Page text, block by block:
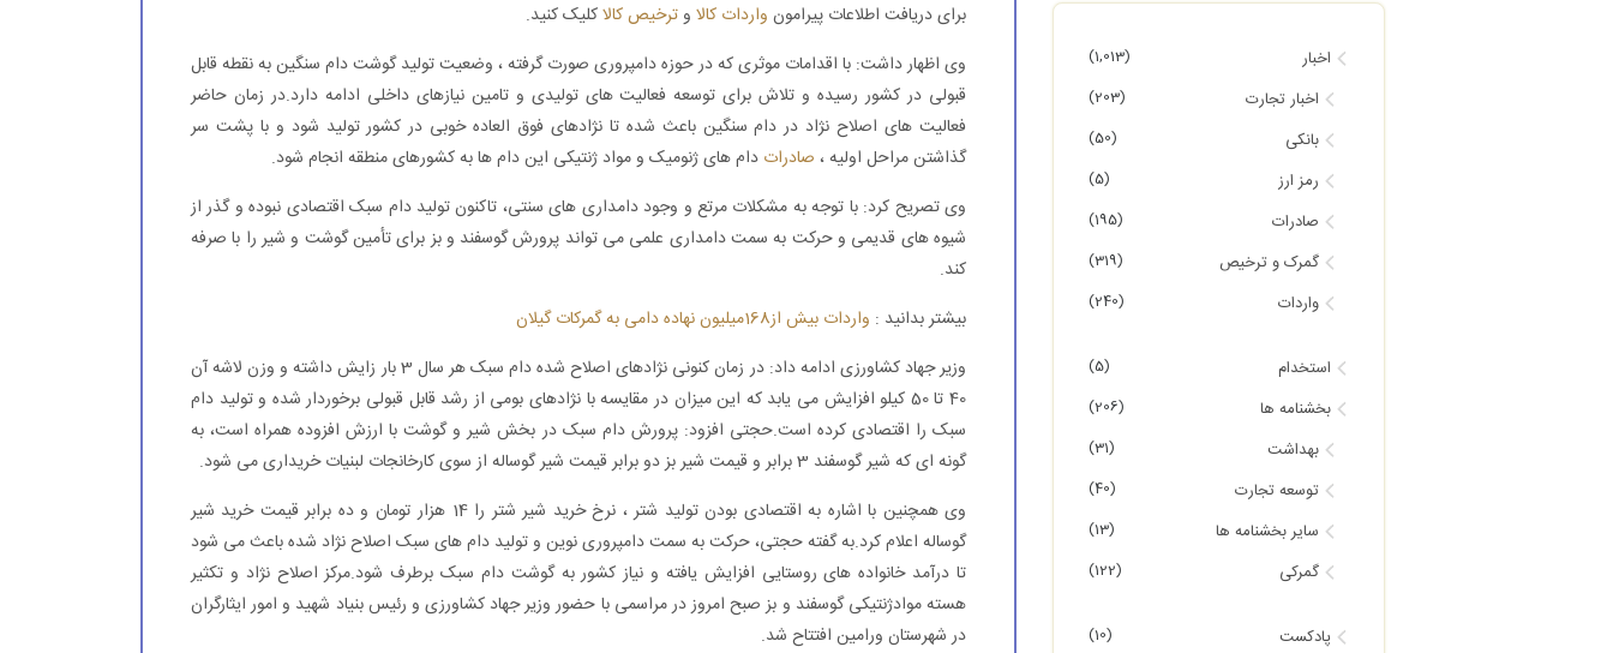
برای دریافت اطلاعات پیرامون واردات کالا وترخیص کالاکلیک کنید.
وی اظهار داشت: با اقدامات موثری که در حوزه دامپروری صورت گرفته ، وضعیت تولید گوشت دام سنگین به نقطه قابل
قبولی در کشور رسیده و تلاش برای توسعه فعالیت های تولیدی و تامین نیازهای داخلی ادامه دارد.در زمان حاضر
فعالیت های اصلاح نژاد در دام سنگین باعث شده تا نژادهای فوق العاده خوبی در کشور تولید شود و با پشت سر
گذاشتن مراحل اولیه ، صادرات دام های ژنومیک و مواد ژنتیکی این دام ها به کشورهای منطقه انجام شود.
وی تصریح کرد: با توجه به مشکلات مرتع و وجود دامداری های سنتی، تاکنون تولید دام سبک اقتصادی نبوده و گذر از
شیوه های قدیمی و حرکت به سمت دامداری علمی می تواند پرورش گوسفند و بز برای تأمین گوشت و شیر را با صرفه
کند.
بیشتر بدانید : واردات بیش از168میلیون نهاده دامی به گمركات گیلان
وزیر جهاد کشاورزی ادامه داد: در زمان کنونی نژادهای اصلاح شده دام سبک هر سال 3 بار زایش داشته و وزن لاشه آن
40 تا 50 کیلو افزایش می یابد که این میزان در مقایسه با نژادهای بومی از رشد قابل قبولی برخوردار شده و تولید دام
سبک را اقتصادی کرده است.حجتی افزود: پرورش دام سبک در بخش شیر و گوشت با ارزش افزوده همراه است، به
گونه ای که شیر گوسفند 3 برابر و قیمت شیر بز دو برابر قیمت شیر گوساله از سوی کارخانجات لبنیات خریداری می شود.
وی همچنین با اشاره به اقتصادی بودن تولید شتر ، نرخ خرید شیر شتر را 14 هزار تومان و ده برابر قیمت خرید شیر
گوساله اعلام کرد.به گفته حجتی، حرکت به سمت دامپروری نوین و تولید دام های سبک اصلاح نژاد شده باعث می شود
تا درآمد خانواده های روستایی افزایش یافته و نیاز کشور به گوشت دام سبک برطرف شود.مرکز اصلاح نژاد و تکثیر
هسته موادژنتیکی گوسفند و بز صبح امروز در مراسمی با حضور وزیر جهاد کشاورزی و رئیس بنیاد شهید و امور ایثارگران
در شهرستان ورامین افتتاح شد.
اخبار (1,013)
اخبار تجارت (203)
بانکی (50)
رمز ارز (5)
صادرات (195)
گمرک و ترخیص (319)
واردات (240)
استخدام (5)
بخشنامه ها (206)
بهداشت (31)
توسعه تجارت (40)
سایر بخشنامه ها (13)
گمرکی (122)
پادکست (10)